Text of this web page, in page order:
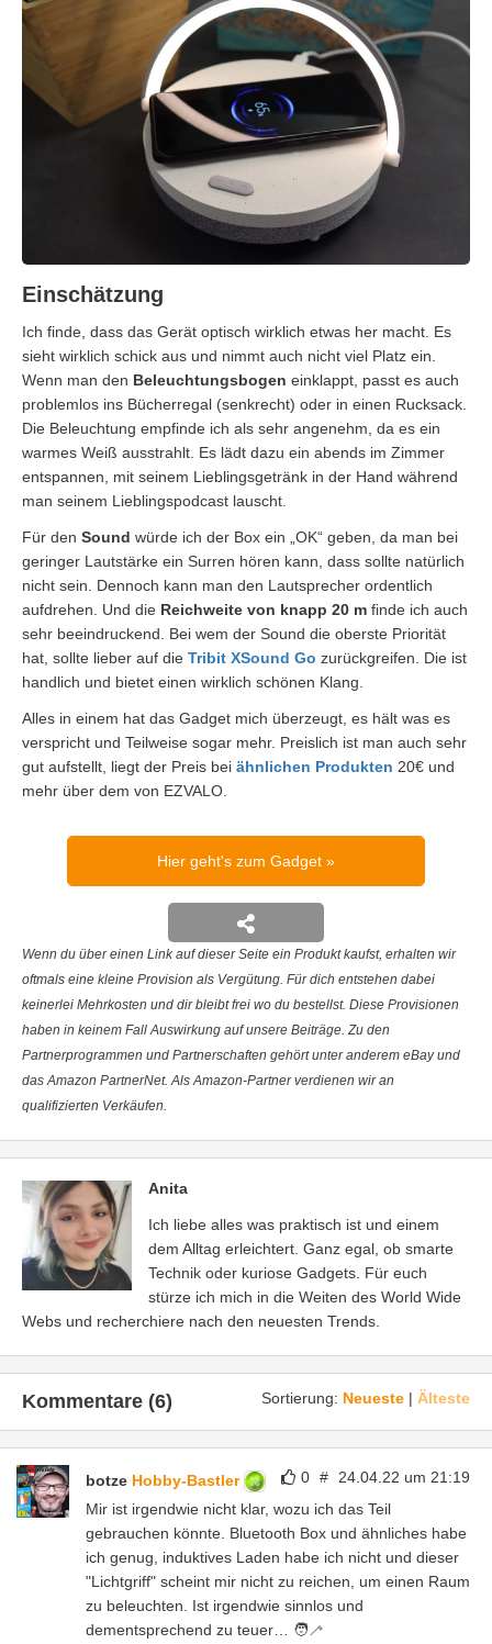
Einschätzung
Ich finde, dass das Gerät optisch wirklich etwas her macht. Es
sieht wirklich schick aus und nimmt auch nicht viel Platz ein.
Wenn man den Beleuchtungsbogen einklappt, passt es auch
problemlos ins Bücherregal (senkrecht) oder in einen Rucksack.
Die Beleuchtung empfinde ich als sehr angenehm, da es ein
warmes Weiß ausstrahlt. Es lädt dazu ein abends im Zimmer
entspannen, mit seinem Lieblingsgetränk in der Hand während
man seinem Lieblingspodcast lauscht.
Für den Sound würde ich der Box ein „OK“ geben, da man bei
geringer Lautstärke ein Surren hören kann, dass sollte natürlich
nicht sein. Dennoch kann man den Lautsprecher ordentlich
aufdrehen. Und die Reichweite von knapp 20 m finde ich auch
sehr beeindruckend. Bei wem der Sound die oberste Priorität
hat, sollte lieber auf die Tribit XSound Go zurückgreifen. Die ist
handlich und bietet einen wirklich schönen Klang.
Alles in einem hat das Gadget mich überzeugt, es hält was es
verspricht und Teilweise sogar mehr. Preislich ist man auch sehr
gut aufstellt, liegt der Preis bei ähnlichen Produkten 20€ und
mehr über dem von EZVALO.
Hier geht's zum Gadget
Wenn du über einen Link auf dieser Seite ein Produkt kaufst, erhalten wir
oftmals eine kleine Provision als Vergütung. Für dich entstehen dabei
keinerlei Mehrkosten und dir bleibt frei wo du bestellst. Diese Provisionen
haben in keinem Fall Auswirkung auf unsere Beiträge. Zu den
Partnerprogrammen und Partnerschaften gehört unter anderem eBay und
das Amazon PartnerNet. Als Amazon-Partner verdienen wir an
qualifizierten Verkäufen.
Anita
Ich liebe alles was praktisch ist und einem
dem Alltag erleichtert. Ganz egal, ob smarte
Technik oder kuriose Gadgets. Für euch
stürze ich mich in die Weiten des World Wide
Webs und recherchiere nach den neuesten Trends.
Sortierung: Neueste | Älteste
Kommentare (6)
0 # 24.04.22 um 21:19
botze Hobby-Bastler
Mir ist irgendwie nicht klar, wozu ich das Teil
gebrauchen könnte. Bluetooth Box und ähnliches habe
ich genug, induktives Laden habe ich nicht und dieser
"Lichtgriff" scheint mir nicht zu reichen, um einen Raum
zu beleuchten. Ist irgendwie sinnlos und
dementsprechend zu teuer… 🧑‍🦯